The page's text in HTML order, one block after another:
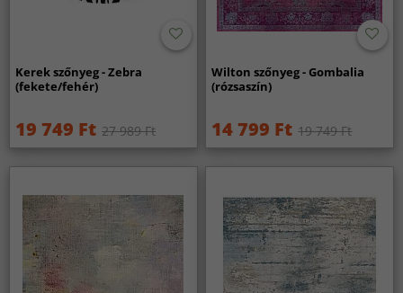
Kerek szőnyeg - Zebra
(fekete/fehér)
19 749 Ft 27 989 Ft
Wilton szőnyeg - Gombalia
(rózsaszín)
14 799 Ft 19 749 Ft